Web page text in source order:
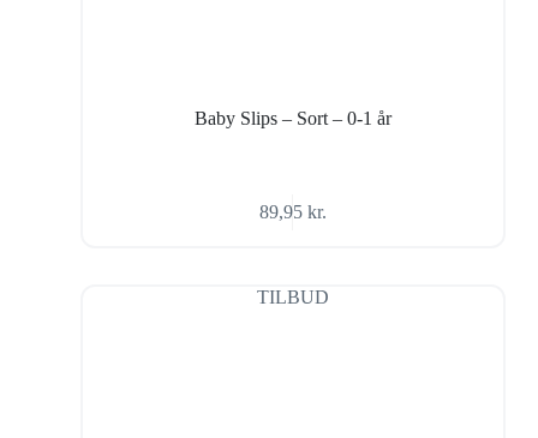
Baby Slips – Sort – 0-1 år
89,95 kr.
TILBUD